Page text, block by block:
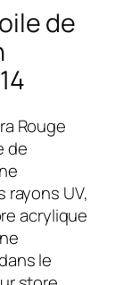
de
Rouge
de
UV,
acrylique
le